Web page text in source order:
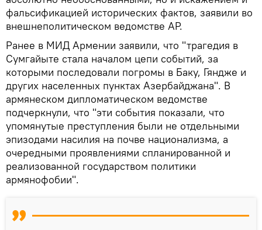
фальсификацией исторических фактов, заявили во
внешнеполитическом ведомстве АР.
Ранее в МИД Армении заявили, что "трагедия в
Сумгайыте стала началом цепи событий, за
которыми последовали погромы в Баку, Гяндже и
других населенных пунктах Азербайджана". В
армянеском дипломатическом ведомстве
подчеркнули, что "эти события показали, что
упомянутые преступления были не отдельными
эпизодами насилия на почве национализма, а
очередными проявлениями спланированной и
реализованной государством политики
армянофобии".